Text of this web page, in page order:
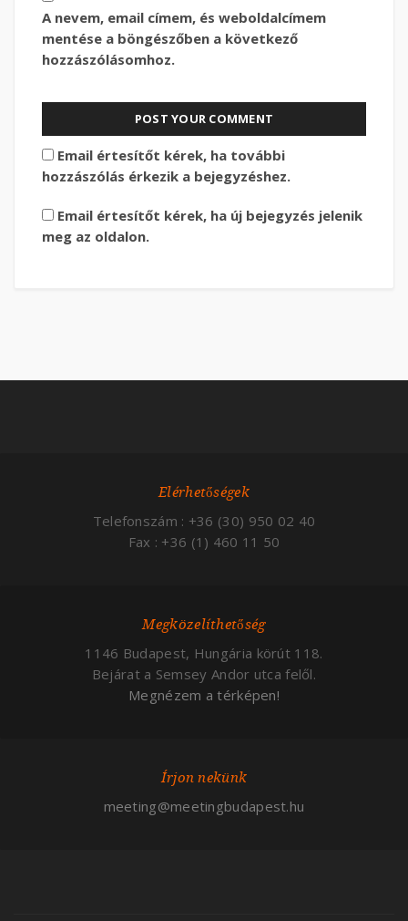
A nevem, email címem, és weboldalcímem
mentése a böngészőben a következő
hozzászólásomhoz.
Email értesítőt kérek, ha további
hozzászólás érkezik a bejegyzéshez.
Email értesítőt kérek, ha új bejegyzés jelenik
meg az oldalon.
Elérhetőségek
Telefonszám : +36 (30) 950 02 40
Fax : +36 (1) 460 11 50
Megközelíthetőség
1146 Budapest, Hungária körút 118.
Bejárat a Semsey Andor utca felől.
Megnézem a térképen!
Írjon nekünk
meeting@meetingbudapest.hu